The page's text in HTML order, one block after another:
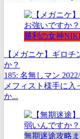
勝利の女神
【メガニケ】ギロ
か？
185: 名無しマン
メフィスト様手に
か...
無期迷途攻略